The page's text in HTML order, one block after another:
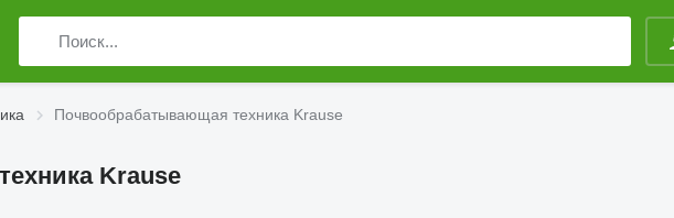
Почвообрабатывающая техника Krause
Krause